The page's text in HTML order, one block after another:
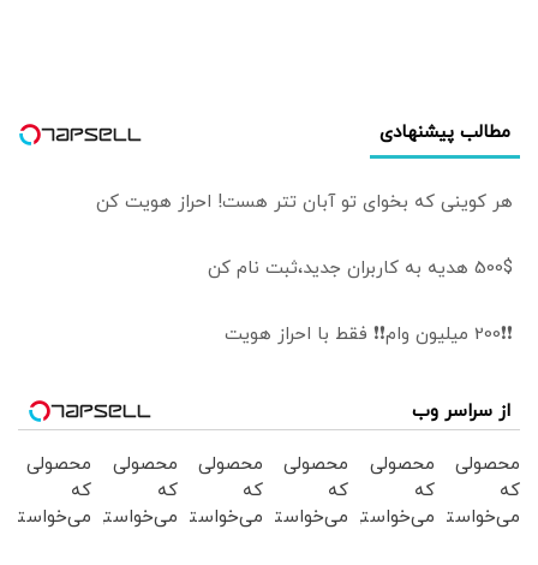
مطالب پیشنهادی
هر کوینی که بخوای تو آبان تتر هست! احراز هویت کن
500$ هدیه به کاربران جدید،ثبت نام کن
❗❗200 میلیون وام❗❗ فقط با احراز هویت
از سراسر وب
محصولی
که
می‌خواستی
محصولی
که
می‌خواستی
محصولی
که
می‌خواستی
محصولی
که
می‌خواستی
محصولی
که
می‌خواستی
محصولی
که
می‌خواستی